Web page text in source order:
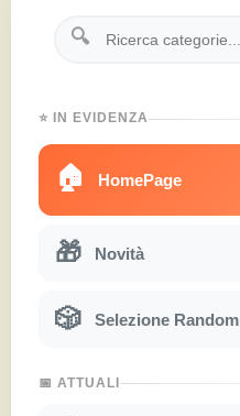
🔍
⭐ IN EVIDENZA
🏠 HomePage
🎁 Novità
🎲 Selezione Random
📅 ATTUALI